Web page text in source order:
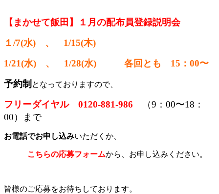
【まかせて飯田】１月の配布員登録説明会
１/7(水) 、 1/15(木)
1/21(水) 、 1/28(水) 各回とも 15：00〜
予約制 となっておりますので、
フリーダイヤル 0120-881-986 （9：00〜18：
00）まで
お電話でお申し込みいただくか、
こちらの応募フォームから、お申し込みください。
皆様のご応募をお待ちしております。